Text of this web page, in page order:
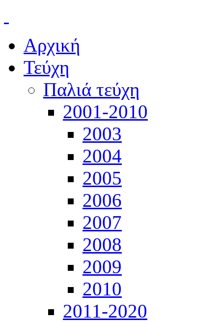
Αρχική
Τεύχη
Παλιά τεύχη
2001-2010
2003
2004
2005
2006
2007
2008
2009
2010
2011-2020